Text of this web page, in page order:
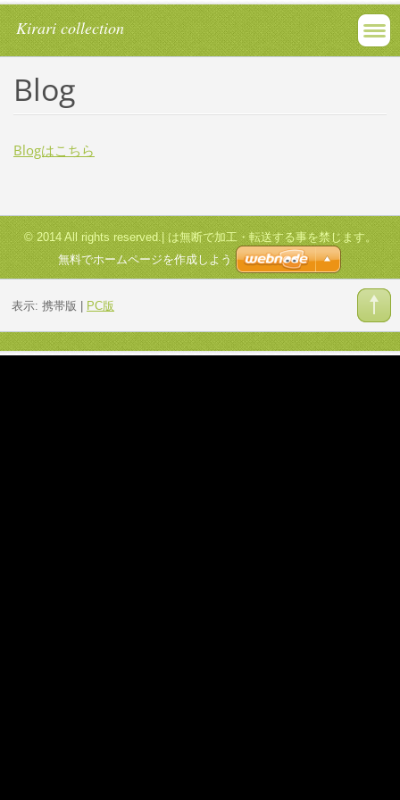
Kirari collection
Blog
Blogはこちら
© 2014 All rights reserved.| は無断で加工・転送する事を禁じます。
無料でホームページを作成しよう
表示: 携帯版 PC版